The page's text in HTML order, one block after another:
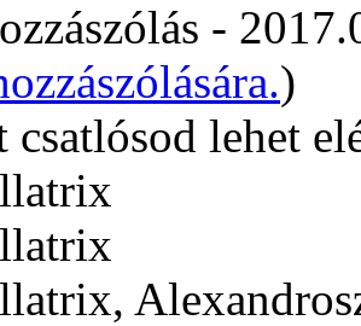
-
)
lehet